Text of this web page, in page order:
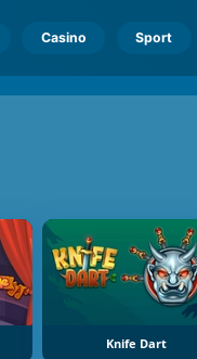
Casino Sport
Knife Dart